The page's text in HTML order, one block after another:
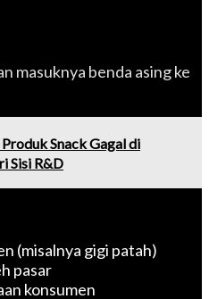
masuknya benda asing ke
Snack Gagal di
Sisi R&D
(misalnya gigi patah)
pasar
konsumen